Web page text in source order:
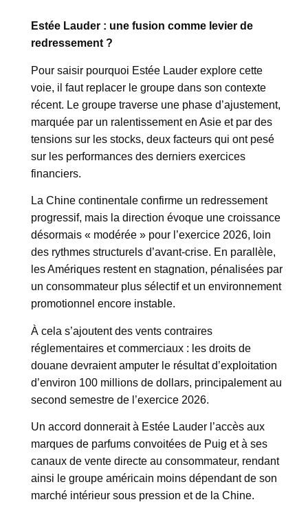
Estée Lauder : une fusion comme levier de
redressement ?
Pour saisir pourquoi Estée Lauder explore cette
voie, il faut replacer le groupe dans son contexte
récent. Le groupe traverse une phase d’ajustement,
marquée par un ralentissement en Asie et par des
tensions sur les stocks, deux facteurs qui ont pesé
sur les performances des derniers exercices
financiers.
La Chine continentale confirme un redressement
progressif, mais la direction évoque une croissance
désormais « modérée » pour l’exercice 2026, loin
des rythmes structurels d’avant-crise. En parallèle,
les Amériques restent en stagnation, pénalisées par
un consommateur plus sélectif et un environnement
promotionnel encore instable.
À cela s’ajoutent des vents contraires
réglementaires et commerciaux : les droits de
douane devraient amputer le résultat d’exploitation
d’environ 100 millions de dollars, principalement au
second semestre de l’exercice 2026.
Un accord donnerait à Estée Lauder l’accès aux
marques de parfums convoitées de Puig et à ses
canaux de vente directe au consommateur, rendant
ainsi le groupe américain moins dépendant de son
marché intérieur sous pression et de la Chine.